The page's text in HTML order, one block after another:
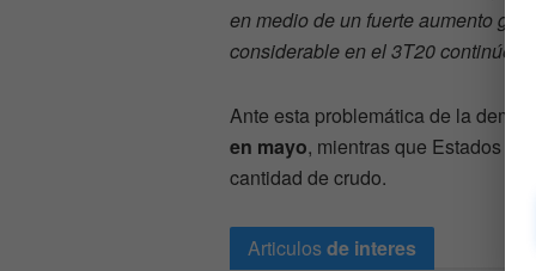
en medio de un fuerte aumento
considerable en el 3T20 continúe
Ante esta problemática de la
en mayo, mientras que Estados
cantidad de crudo.
Articulosde interes